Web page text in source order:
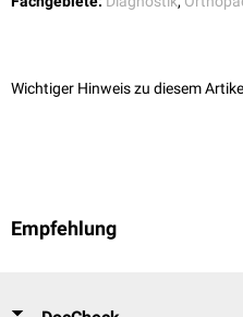
Stufe durchzuführen,
Haltephase oder einen
Ermüdung hindeuten kann.
merkliche Aktivität
kompensatorischer Strategien
Wichtiger Hinweis zu diesem
Empfehlung